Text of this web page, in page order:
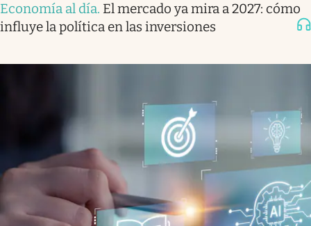
Economía al día. El mercado ya mira a 2027: cómo
influye la política en las inversiones